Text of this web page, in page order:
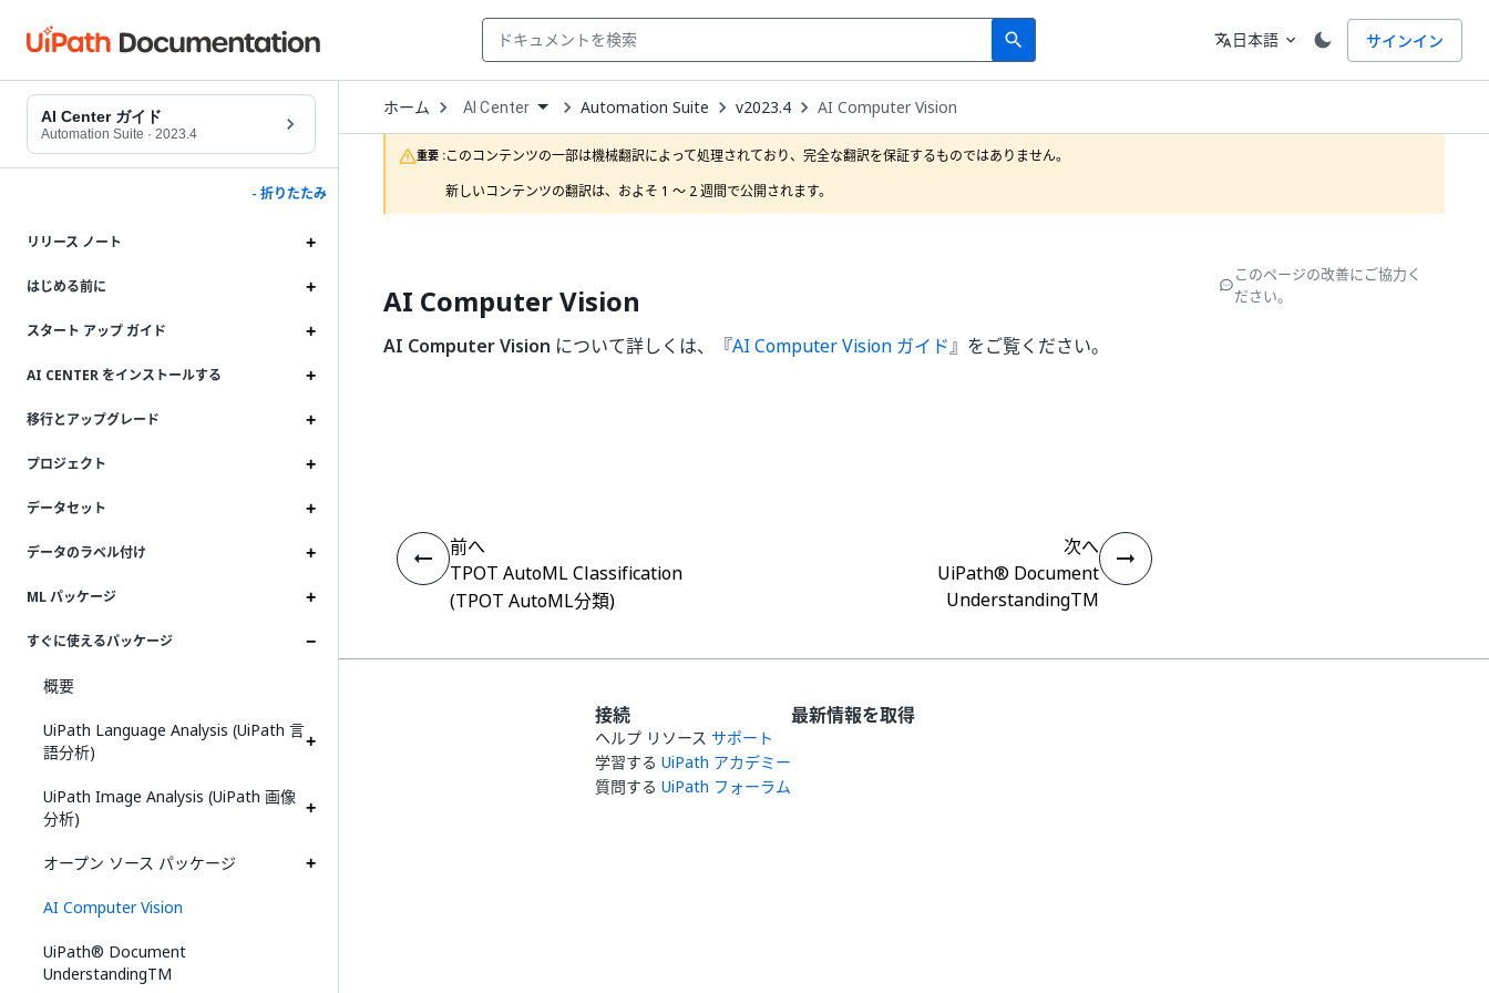
search
Search 言語
translate日本語 expand_more サインイン
AI Center ガイド
Automation Suite · 2023.4
- 折りたたみ
リリース ノート
はじめる前に
スタート アップ ガイド
AI CENTER をインストールする
移行とアップグレード
プロジェクト
データセット
データのラベル付け
ML パッケージ
すぐに使えるパッケージ
概要
UiPath Language Analysis (UiPath 言
語分析)
UiPath Image Analysis (UiPath 画像
分析)
オープン ソース パッケージ
AI Computer Vision
UiPath® Document
UnderstandingTM
ホーム Open
Dropdown
to
choose
product
AI Center Automation Suite v2023.4 AI Computer Vision
重要 :このコンテンツの一部は機械翻訳によって処理されており、完全な翻訳を保証するものではありません。
新しいコンテンツの翻訳は、およそ 1 ～ 2 週間で公開されます。
AI Computer Vision
AI Computer Vision について詳しくは、『AI Computer Vision ガイド』をご覧ください。
このページの改善にご協力く
ださい。
前へ
TPOT AutoML Classification
(TPOT AutoML分類)
次へ
UiPath® Document
UnderstandingTM
接続
ヘルプ リソース サポート
学習する UiPath アカデミー
質問する UiPath フォーラム
最新情報を取得